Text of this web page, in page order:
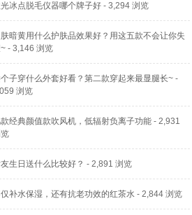
冰点脱毛仪器哪个牌子好- 3,294 浏览
暗黄用什么护肤品效果好？用这五款不会让你失
- 3,146 浏览
子穿什么外套好看？第二款穿起来最显腿长~-
浏览
款经典颜值款吹风机，低辐射负离子功能- 2,931
生日送什么比较好？ - 2,891 浏览
补水保湿，还有抗老功效的红茶水- 2,844 浏览